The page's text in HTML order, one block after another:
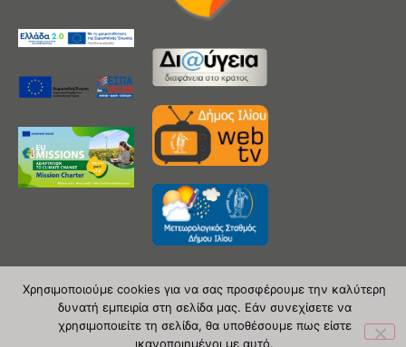
Copyright 2020 © Δήμος Ιλίου
Χρησιμοποιούμε cookies για να σας προσφέρουμε την καλύτερη
δυνατή εμπειρία στη σελίδα μας. Εάν συνεχίσετε να
χρησιμοποιείτε τη σελίδα, θα υποθέσουμε πως είστε
ικανοποιημένοι με αυτό.